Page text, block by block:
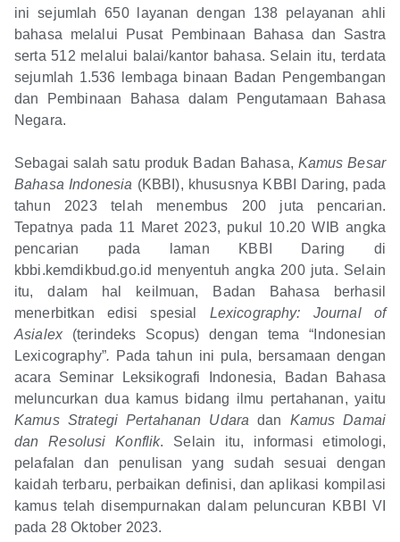
ini sejumlah 650 layanan dengan 138 pelayanan ahli
bahasa melalui Pusat Pembinaan Bahasa dan Sastra
serta 512 melalui balai/kantor bahasa. Selain itu, terdata
sejumlah 1.536 lembaga binaan Badan Pengembangan
dan Pembinaan Bahasa dalam Pengutamaan Bahasa
Negara.
Sebagai salah satu produk Badan Bahasa, Kamus Besar
Bahasa Indonesia (KBBI), khususnya KBBI Daring, pada
tahun 2023 telah menembus 200 juta pencarian.
Tepatnya pada 11 Maret 2023, pukul 10.20 WIB angka
pencarian pada laman KBBI Daring di
kbbi.kemdikbud.go.id menyentuh angka 200 juta. Selain
itu, dalam hal keilmuan, Badan Bahasa berhasil
menerbitkan edisi spesial Lexicography: Journal of
Asialex (terindeks Scopus) dengan tema “Indonesian
Lexicography”. Pada tahun ini pula, bersamaan dengan
acara Seminar Leksikografi Indonesia, Badan Bahasa
meluncurkan dua kamus bidang ilmu pertahanan, yaitu
Kamus Strategi Pertahanan Udaradan Kamus Damai
dan Resolusi Konflik. Selain itu, informasi etimologi,
pelafalan dan penulisan yang sudah sesuai dengan
kaidah terbaru, perbaikan definisi, dan aplikasi kompilasi
kamus telah disempurnakan dalam peluncuran KBBI VI
pada 28 Oktober 2023.